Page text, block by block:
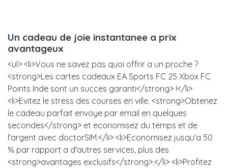
Un cadeau de joie instantanee a prix
avantageux
<ul> <li>Vous ne savez pas quoi offrir a un proche ?
<strong>Les cartes cadeaux EA Sports FC 25 Xbox FC
Points Inde sont un succes garanti</strong> !</li>
<li>Evitez le stress des courses en ville. <strong>Obtenez
le cadeau parfait envoye par email en quelques
secondes</strong> et economisez du temps et de
l'argent avec doctorSIM.</li> <li>Economisez jusqu'a 50
% par rapport a d'autres services, plus des
<strong>avantages exclusifs</strong>.</li> <li>Profitez